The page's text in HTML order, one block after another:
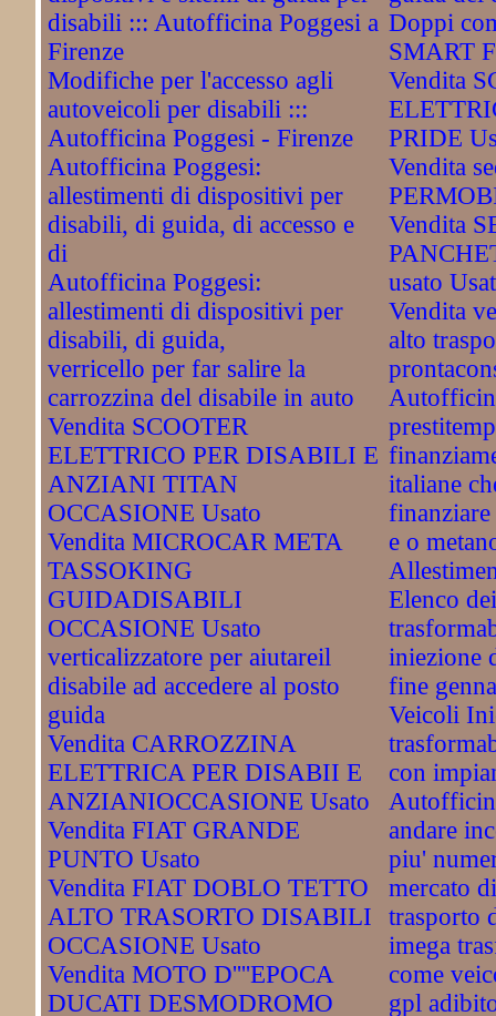
disabili ::: Autofficina Poggesi a
Firenze
Modifiche per l'accesso agli
autoveicoli per disabili :::
Autofficina Poggesi - Firenze
Autofficina Poggesi:
allestimenti di dispositivi per
disabili, di guida, di accesso e
di
Autofficina Poggesi:
allestimenti di dispositivi per
disabili, di guida,
verricello per far salire la
carrozzina del disabile in auto
Vendita SCOOTER
ELETTRICO PER DISABILI E
ANZIANI TITAN
OCCASIONE Usato
Vendita MICROCAR META
TASSOKING
GUIDADISABILI
OCCASIONE Usato
verticalizzatore per aiutareil
disabile ad accedere al posto
guida
Vendita CARROZZINA
ELETTRICA PER DISABII E
ANZIANIOCCASIONE Usato
Vendita FIAT GRANDE
PUNTO Usato
Vendita FIAT DOBLO TETTO
ALTO TRASORTO DISABILI
OCCASIONE Usato
Vendita MOTO D''''EPOCA
DUCATI DESMODROMO
Doppi
SMART
Vendita
PRIDE
Vendita
Vendita
usato
Vendita
alto
italiane
e o
Elenco
iniezione
fine
Veicoli
con
andare
piu'
mercato
trasporto
imega
come
gpl